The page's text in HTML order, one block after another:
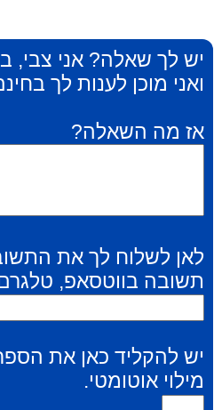
יש לך שאלה? אני צבי,
ואני מוכן לענות לך
אז מה השאלה?
לאן לשלוח לך את
תשובה בווטסאפ,
יש להקליד כאן את
מילוי אוטומטי.